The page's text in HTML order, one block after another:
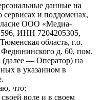
данные на
сервисах и поддоменах,
ООО «Медиа-
ИНН 7204205305,
область, г.о.
д. 60, пом.
(далее — Оператор) на
в указанном в
что:
воле и в своем